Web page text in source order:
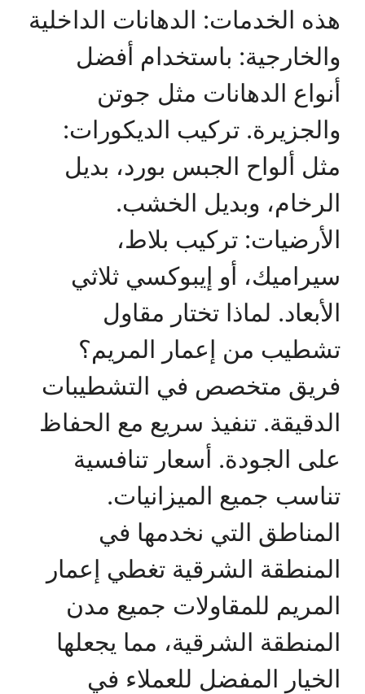
هذه الخدمات: الدهانات الداخلية
والخارجية: باستخدام أفضل
أنواع الدهانات مثل جوتن
والجزيرة. تركيب الديكورات:
مثل ألواح الجبس بورد، بديل
الرخام، وبديل الخشب.
الأرضيات: تركيب بلاط،
سيراميك، أو إيبوكسي ثلاثي
الأبعاد. لماذا تختار مقاول
تشطيب من إعمار المريم؟
فريق متخصص في التشطيبات
الدقيقة. تنفيذ سريع مع الحفاظ
على الجودة. أسعار تنافسية
تناسب جميع الميزانيات.
المناطق التي نخدمها في
المنطقة الشرقية تغطي إعمار
المريم للمقاولات جميع مدن
المنطقة الشرقية، مما يجعلها
الخيار المفضل للعملاء في